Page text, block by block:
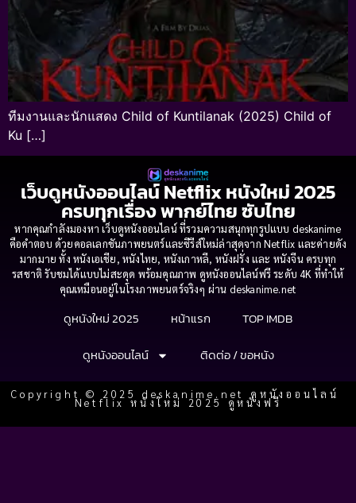
ทีมงานและนักแสดง Child of Kuntilanak (2025) Child of
Ku […]
เว็บดูหนังออนไลน์ Netflix หนังใหม่ 2025
ครบทุกเรื่อง พากย์ไทย ซับไทย
หากคุณกำลังมองหา เว็บดูหนังออนไลน์ ที่รวมความสนุกทุกรูปแบบ deskanime
คือคำตอบ ด้วยคอลเลกชันภาพยนตร์และซีรีส์ใหม่ล่าสุดจาก Netflix และค่ายดัง
มากมาย ทั้ง หนังเอเชีย, หนังไทย, หนังเกาหลี, หนังฝรั่ง และ หนังจีน ครบทุก
รสชาติ รับชมได้แบบไม่สะดุด พร้อมคุณภาพ ดูหนังออนไลน์ฟรี ระดับ 4K ที่ทำให้
คุณเหมือนอยู่ในโรงภาพยนตร์จริงๆ ผ่าน deskanime.net
ดูหนังใหม่ 2025 หน้าแรก
TOP IMDB
ดูหนังออนไลน์
ติดต่อ / ขอหนัง
Copyright © 2025 deskanime.net ดูหนังออนไลน์
Netflix หนังใหม่ 2025 ดูหนังฟรี